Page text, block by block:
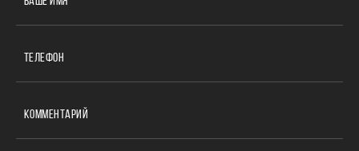
ТЕЛЕФОН
КОММЕНТАРИЙ